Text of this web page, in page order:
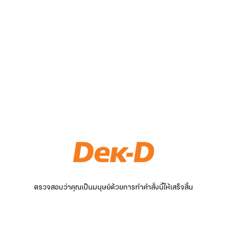
ตรวจสอบว่าคุณเป็นมนุษย์ด้วยการทำคำสั่งนี้ให้เสร็จสิ้น